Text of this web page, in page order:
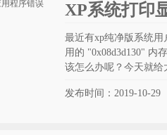
XP系统打印
最近有xp纯净版系统用
用的 "0x08d3d130" 内
该怎么办呢？今天就给
发布时间：2019-10-29